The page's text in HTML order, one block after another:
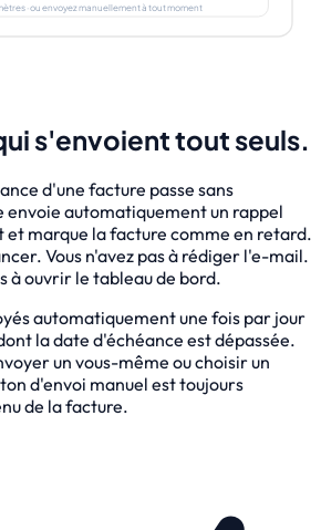
· ou envoyez manuellement à tout moment
s'envoient tout seuls.
d'une facture passe sans
envoie automatiquement un rappel
marque la facture comme en retard.
Vous n'avez pas à rédiger l'e-mail.
à ouvrir le tableau de bord.
automatiquement une fois par jour
la date d'échéance est dépassée.
un vous-même ou choisir un
d'envoi manuel est toujours
de la facture.